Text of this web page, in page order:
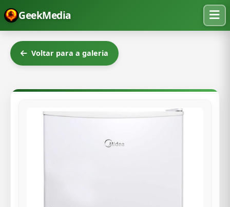
GeekMedia
Voltar para a galeria